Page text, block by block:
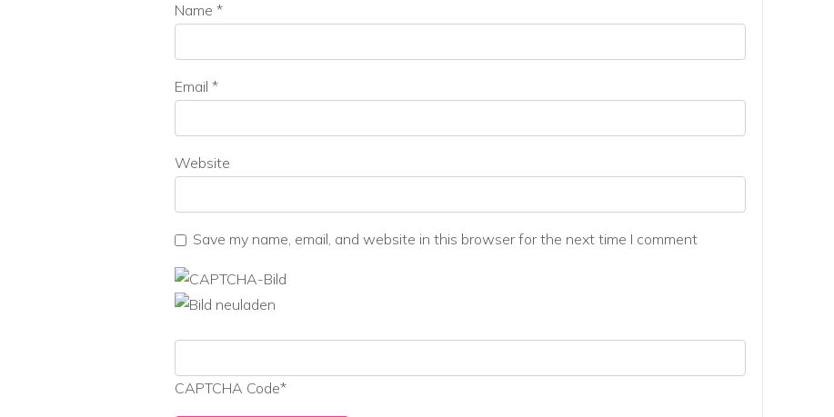
Name *
Email *
Website
Save my name, email, and website in this browser for the next time I comment
CAPTCHA Code*